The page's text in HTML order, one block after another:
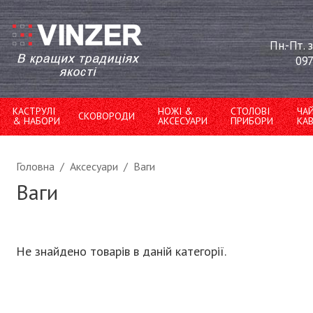
Пн.-Пт.
КАСТРУЛІ
& НАБОРИ СКОВОРОДИ НОЖІ &
АКСЕСУАРИ
СТОЛОВІ
ПРИБОРИ
Головна / Аксесуари / Ваги
Ваги
Не знайдено товарів в даній категорії.